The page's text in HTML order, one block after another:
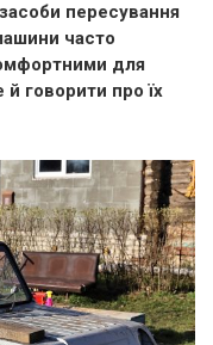
пересування
часто
для
говорити про їх